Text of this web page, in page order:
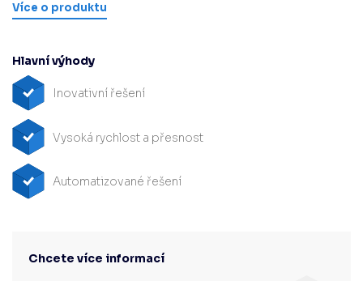
Více o produktu
Hlavní výhody
Inovativní řešení
Vysoká rychlost a přesnost
Automatizované řešení
Chcete více informací